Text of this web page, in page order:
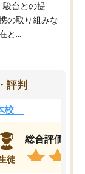
駿台との提
の取り組みな
...
評判
校
徒
総合評価